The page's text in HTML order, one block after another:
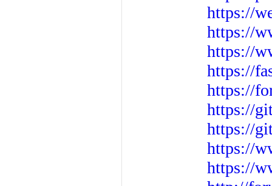
https://
https://
https://
https://
https://
https://
https://
https://
https://